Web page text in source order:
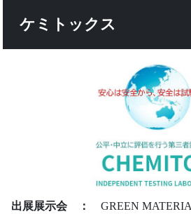
ケミトックス
出展展示会 ： GREEN